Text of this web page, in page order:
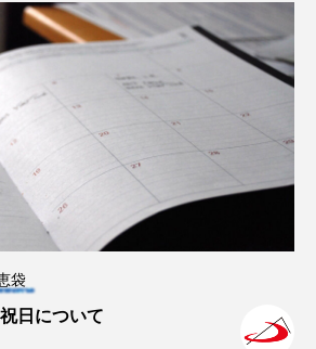
袋
日について